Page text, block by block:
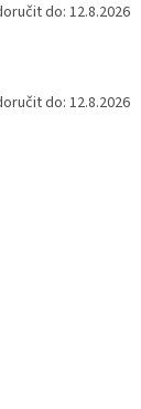
do: 12.8.2026
do: 12.8.2026